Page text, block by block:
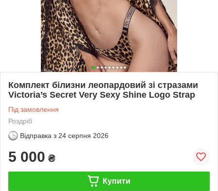
Комплект білизни леопардовий зі стразами
Victoria’s Secret Very Sexy Shine Logo Strap
Під замовлення
Роздріб
Відправка з 24 серпня 2026
5 000 ₴
Купити